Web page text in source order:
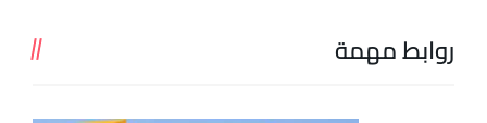
روابط مهمة